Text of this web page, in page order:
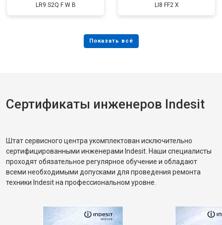
LR9 S2Q F W B LI8 FF2 X
Сертификаты инженеров Indesit
Штат сервисного центра укомплектован исключительно
сертифицированными инженерами Indesit. Наши специалисты
проходят обязательное регулярное обучение и обладают
всеми необходимыми допусками для проведения ремонта
техники Indesit на профессиональном уровне.